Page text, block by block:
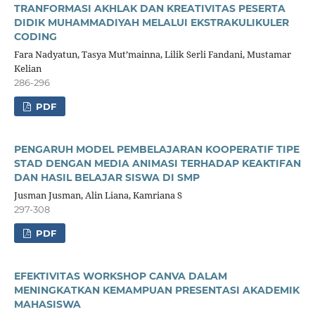
TRANFORMASI AKHLAK DAN KREATIVITAS PESERTA
DIDIK MUHAMMADIYAH MELALUI EKSTRAKULIKULER
CODING
Fara Nadyatun, Tasya Mut’mainna, Lilik Serli Fandani, Mustamar
Kelian
286-296
PDF
PENGARUH MODEL PEMBELAJARAN KOOPERATIF TIPE
STAD DENGAN MEDIA ANIMASI TERHADAP KEAKTIFAN
DAN HASIL BELAJAR SISWA DI SMP
Jusman Jusman, Alin Liana, Kamriana S
297-308
PDF
EFEKTIVITAS WORKSHOP CANVA DALAM
MENINGKATKAN KEMAMPUAN PRESENTASI AKADEMIK
MAHASISWA